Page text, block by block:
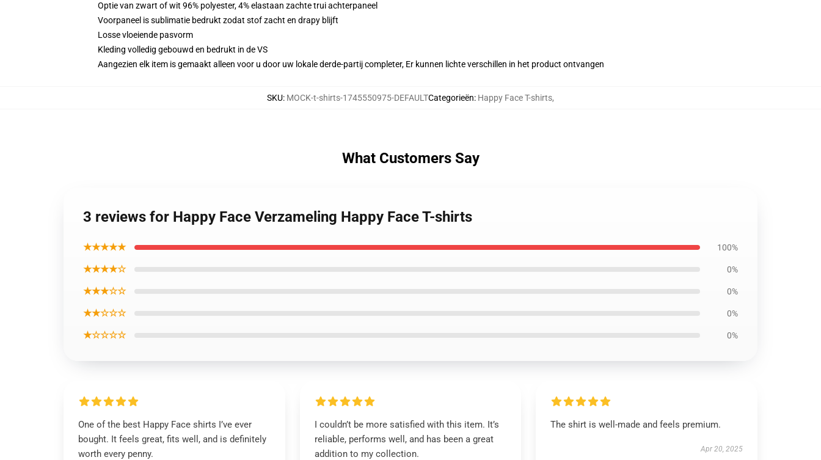
Optie van zwart of wit 96% polyester, 4% elastaan zachte trui achterpaneel
Voorpaneel is sublimatie bedrukt zodat stof zacht en drapy blijft
Losse vloeiende pasvorm
Kleding volledig gebouwd en bedrukt in de VS
Aangezien elk item is gemaakt alleen voor u door uw lokale derde-partij completer, Er kunnen lichte verschillen in het product ontvangen
SKU: MOCK-t-shirts-1745550975-DEFAULTCategorieën: Happy Face T-shirts,
What Customers Say
3 reviews for Happy Face Verzameling Happy Face T-shirts
★★★★★ 100%
★★★★☆ 0%
★★★☆☆ 0%
★★☆☆☆ 0%
★☆☆☆☆ 0%
One of the best Happy Face shirts I’ve ever
bought. It feels great, fits well, and is definitely
worth every penny.
I couldn’t be more satisfied with this item. It’s
reliable, performs well, and has been a great
addition to my collection.
The shirt is well-made and feels premium.
Apr 20, 2025